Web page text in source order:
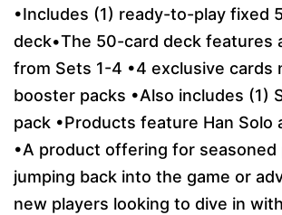
•Includes (1) ready-to-play fixed
deck•The 50-card deck features
from Sets 1-4 •4 exclusive cards
booster packs •Also includes (1)
pack •Products feature Han Solo
•A product offering for seasoned
jumping back into the game or
new players looking to dive in